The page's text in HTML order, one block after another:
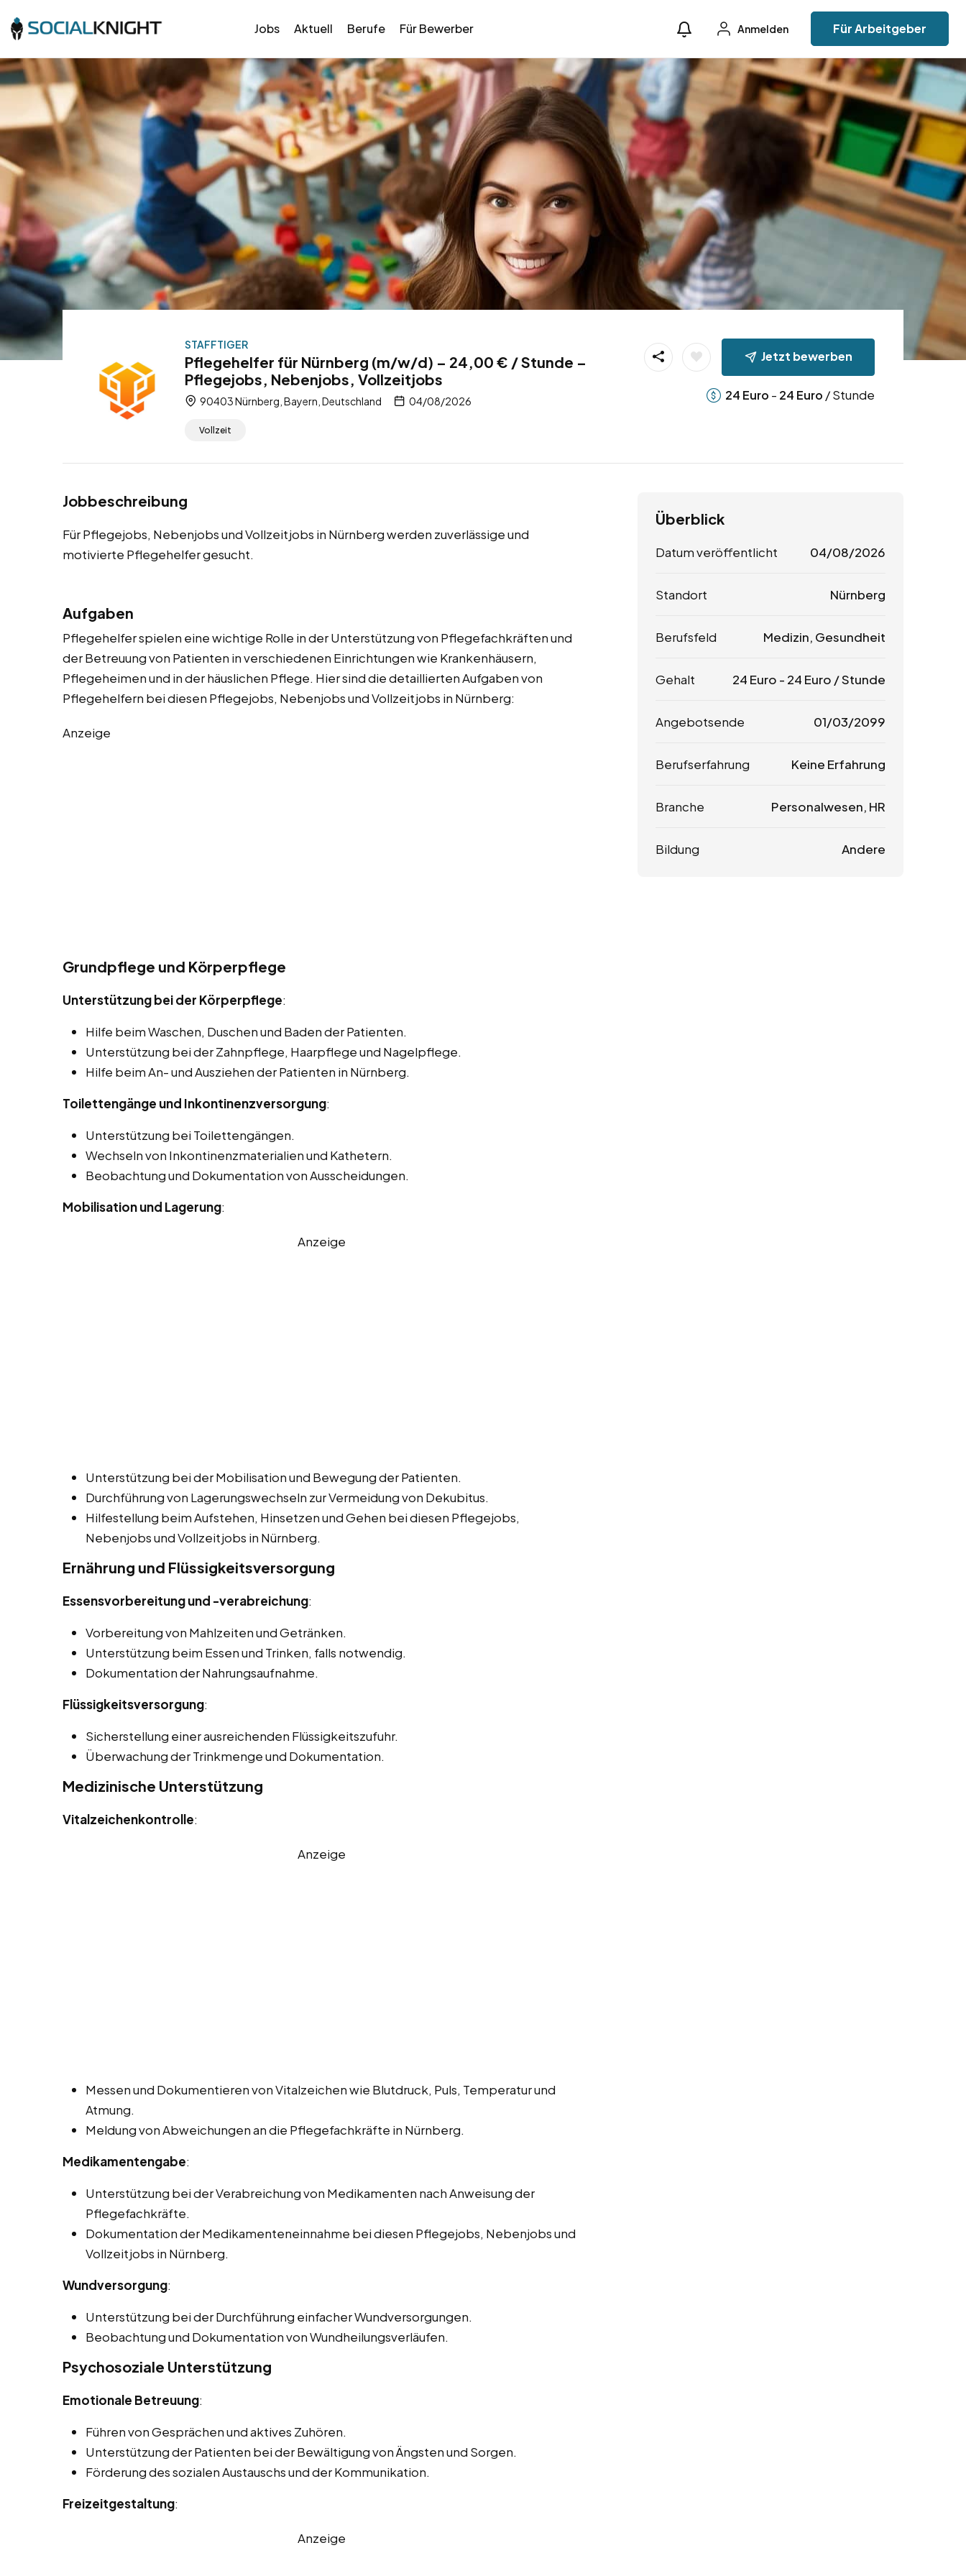
Jobs Aktuell Berufe Für Bewerber Anmelden Für Arbeitgeber
STAFFTIGER
Pflegehelfer für Nürnberg (m/w/d) – 24,00 € / Stunde –
Pflegejobs, Nebenjobs, Vollzeitjobs
90403 Nürnberg, Bayern, Deutschland 04/08/2026
Vollzeit
Jetzt bewerben
24 Euro - 24 Euro / Stunde
Jobbeschreibung
Für Pflegejobs, Nebenjobs und Vollzeitjobs in Nürnberg werden zuverlässige und
motivierte Pflegehelfer gesucht.
Aufgaben
Pflegehelfer spielen eine wichtige Rolle in der Unterstützung von Pflegefachkräften und
der Betreuung von Patienten in verschiedenen Einrichtungen wie Krankenhäusern,
Pflegeheimen und in der häuslichen Pflege. Hier sind die detaillierten Aufgaben von
Pflegehelfern bei diesen Pflegejobs, Nebenjobs und Vollzeitjobs in Nürnberg:
Anzeige
Grundpflege und Körperpflege
Unterstützung bei der Körperpflege:
Hilfe beim Waschen, Duschen und Baden der Patienten.
Unterstützung bei der Zahnpflege, Haarpflege und Nagelpflege.
Hilfe beim An- und Ausziehen der Patienten in Nürnberg.
Toilettengänge und Inkontinenzversorgung:
Unterstützung bei Toilettengängen.
Wechseln von Inkontinenzmaterialien und Kathetern.
Beobachtung und Dokumentation von Ausscheidungen.
Mobilisation und Lagerung:
Anzeige
Unterstützung bei der Mobilisation und Bewegung der Patienten.
Durchführung von Lagerungswechseln zur Vermeidung von Dekubitus.
Hilfestellung beim Aufstehen, Hinsetzen und Gehen bei diesen Pflegejobs,
Nebenjobs und Vollzeitjobs in Nürnberg.
Ernährung und Flüssigkeitsversorgung
Essensvorbereitung und -verabreichung:
Vorbereitung von Mahlzeiten und Getränken.
Unterstützung beim Essen und Trinken, falls notwendig.
Dokumentation der Nahrungsaufnahme.
Flüssigkeitsversorgung:
Sicherstellung einer ausreichenden Flüssigkeitszufuhr.
Überwachung der Trinkmenge und Dokumentation.
Medizinische Unterstützung
Vitalzeichenkontrolle:
Anzeige
Messen und Dokumentieren von Vitalzeichen wie Blutdruck, Puls, Temperatur und
Atmung.
Meldung von Abweichungen an die Pflegefachkräfte in Nürnberg.
Medikamentengabe:
Unterstützung bei der Verabreichung von Medikamenten nach Anweisung der
Pflegefachkräfte.
Dokumentation der Medikamenteneinnahme bei diesen Pflegejobs, Nebenjobs und
Vollzeitjobs in Nürnberg.
Wundversorgung:
Unterstützung bei der Durchführung einfacher Wundversorgungen.
Beobachtung und Dokumentation von Wundheilungsverläufen.
Psychosoziale Unterstützung
Emotionale Betreuung:
Führen von Gesprächen und aktives Zuhören.
Unterstützung der Patienten bei der Bewältigung von Ängsten und Sorgen.
Förderung des sozialen Austauschs und der Kommunikation.
Freizeitgestaltung:
Anzeige
Überblick
Datum veröffentlicht 04/08/2026
Standort Nürnberg
Berufsfeld Medizin, Gesundheit
Gehalt 24 Euro - 24 Euro / Stunde
Angebotsende 01/03/2099
Berufserfahrung Keine Erfahrung
Branche Personalwesen, HR
Bildung Andere